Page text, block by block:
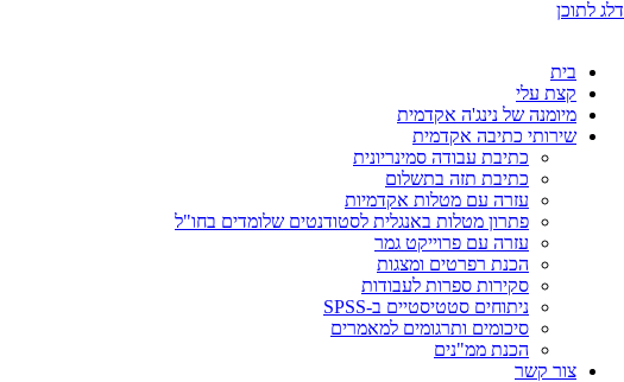
דלג לתוכן
בית
קצת עלי
מיומנה של נינג'ה אקדמית
שירותי כתיבה אקדמית
כתיבת עבודה סמינריונית
כתיבת תזה בתשלום
עזרה עם מטלות אקדמיות
פתרון מטלות באנגלית לסטודנטים שלומדים בחו"ל
עזרה עם פרוייקט גמר
הכנת רפרטים ומצגות
סקירות ספרות לעבודות
ניתוחים סטטיסטיים ב-SPSS
סיכומים ותרגומים למאמרים
הכנת ממ"נים
צור קשר